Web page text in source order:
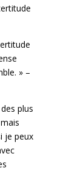
» –
plus
je peux